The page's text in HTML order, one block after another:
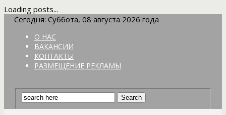
Loading posts...
Сегодня: Суббота, 08 августа 2026 года
О НАС
ВАКАНСИИ
КОНТАКТЫ
РАЗМЕЩЕНИЕ РЕКЛАМЫ